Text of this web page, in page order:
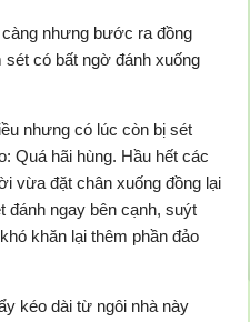
nhưng bước ra đồng
có bất ngờ đánh xuống
nhưng có lúc còn bị sét
Quá hãi hùng. Hầu hết các
vừa đặt chân xuống đồng lại
đánh ngay bên cạnh, suýt
khăn lại thêm phần đảo
kéo dài từ ngôi nhà này